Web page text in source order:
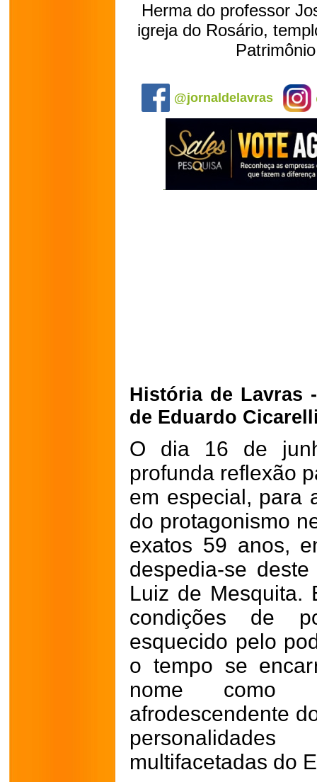
Herma do professor
igreja do Rosário,
@jornaldelavras
História de Lavras
de Eduardo
O dia 16 de
profunda reflexão
em especial, para
do protagonismo
exatos 59 anos,
despedia-se
Luiz de Mesquita.
condições de
esquecido pelo
o tempo se
nome como
afrodescendente
multifacetadas do